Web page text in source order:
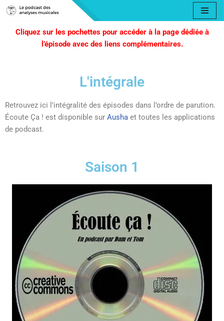
Aller
Cliquez sur les pochettes pour accéder à la page dédiée à
l’épisode avec des liens complémentaires.
L'intégrale
Retrouvez ici l’intégralité des épisodes dans l’ordre de parution.
Écoute Ça ! est disponible sur Ausha et toutes les applications
de podcast.
Saison 1